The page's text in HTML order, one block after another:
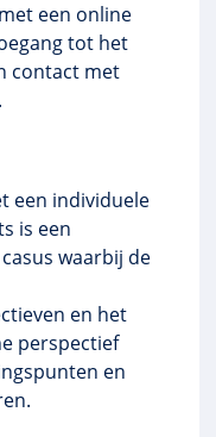
een online
tot het
contact met
een individuele
is een
waarbij de
en het
perspectief
en